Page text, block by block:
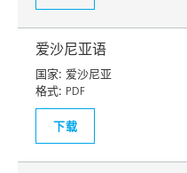
爱沙尼亚语
国家: 爱沙尼亚
格式: PDF
下载